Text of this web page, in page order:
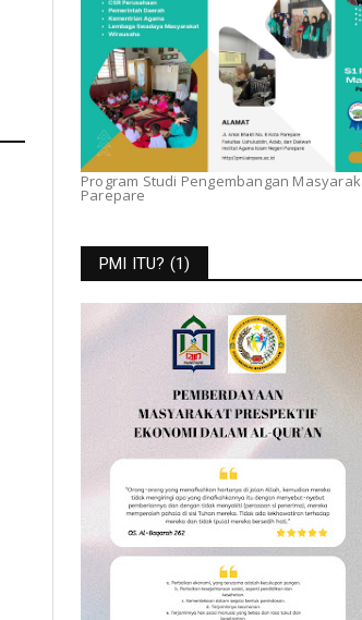
Program Studi Pengembangan
Parepare
PMI ITU? (1)